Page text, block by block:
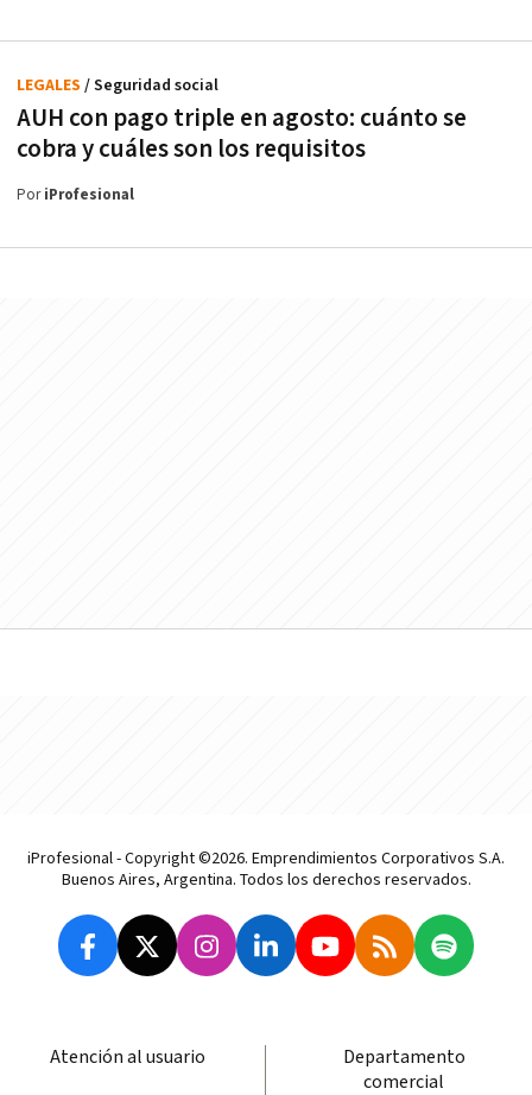
AUH con pago triple en agosto: cuánto se
cobra y cuáles son los requisitos
LEGALES / Seguridad social
PoriProfesional
iProfesional - Copyright ©2026. Emprendimientos Corporativos S.A.
Buenos Aires, Argentina. Todos los derechos reservados.
Atención al usuario
Departamento
comercial